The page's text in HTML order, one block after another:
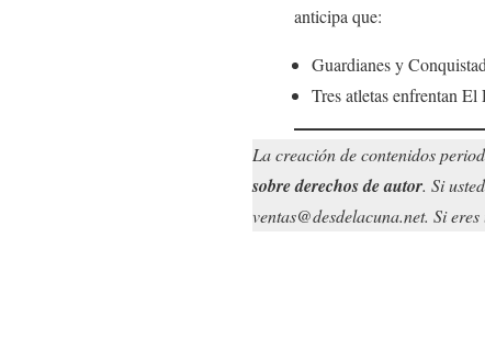
anticipa que:
Guardianes y
Tres atletas enfrentan
La creación de contenidos
sobre derechos de autor. Si
ventas@desdelacuna.net. Si